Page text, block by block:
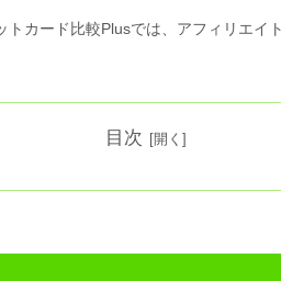
カード比較Plusでは、アフィリエイ
目次